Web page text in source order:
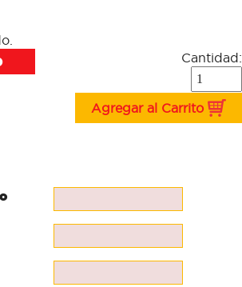
Cantidad:
Agregar al Carrito